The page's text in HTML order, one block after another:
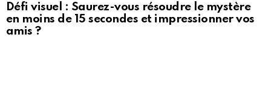
Défi visuel : Saurez-vous résoudre le mystère
en moins de 15 secondes et impressionner vos
amis ?